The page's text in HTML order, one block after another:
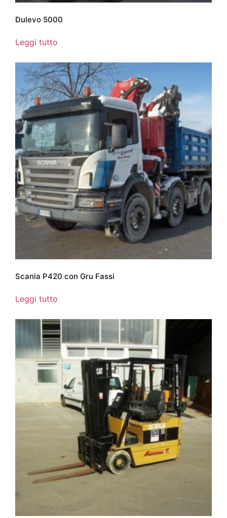
Dulevo 5000
Leggi tutto
Scania P420 con Gru Fassi
Leggi tutto